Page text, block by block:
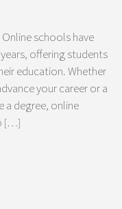
schools have
offering students
education. Whether
your career or a
a degree, online
[…]